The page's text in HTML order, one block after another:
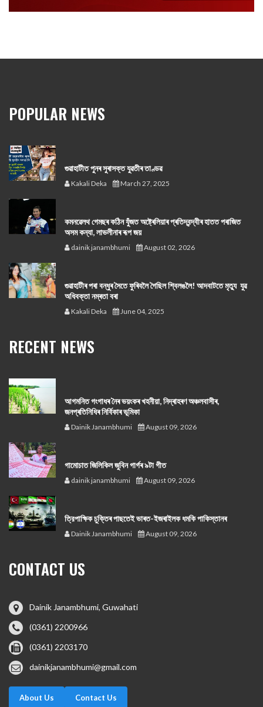
POPULAR NEWS
গুৱাহাটীত পুনৰ সুৰাসক্ত যুৱতীৰ তাণ্ডৱ
Kakali Deka March 27, 2025
কমনৱেলথ গেমছৰ কঠিন যুঁজত অষ্ট্ৰেলিয়াৰ প্ৰতিদ্বন্দ্বীৰ হাতত পৰাজিত
অসম কন্যা, লাভলীনাৰ ৰূপ জয়
dainik janambhumi August 02, 2026
গুৱাহাটীৰ পৰা বন্ধুৰ সৈতে ফুৰিবলৈ গৈছিল শ্বিলঙলৈ! আদবাটতে মৃত্যু যুৱ
অধিবক্তা নম্ৰতা বৰা
Kakali Deka June 04, 2025
RECENT NEWS
আগমনিত গংগাধৰ নৈৰ ভয়ংকৰ খহনীয়া, নিদ্ৰাহৰণ অঞ্চলবাসীৰ,
জনপ্ৰতিনিধিৰ নিৰ্বিকাৰ ভূমিকা
Dainik Janambhumi August 09, 2026
গামোচাত জিলিকিল জুবিন গাৰ্গৰ ৯টা গীত
dainik janambhumi August 09, 2026
ত্রিপাক্ষিক চুক্তিৰ পাছতেই ভাৰত-ইজৰাইলক ধমকি পাকিস্তানৰ
Dainik Janambhumi August 09, 2026
CONTACT US
Dainik Janambhumi, Guwahati
(0361) 2200966
(0361) 2203170
dainikjanambhumi@gmail.com
About Us Contact Us